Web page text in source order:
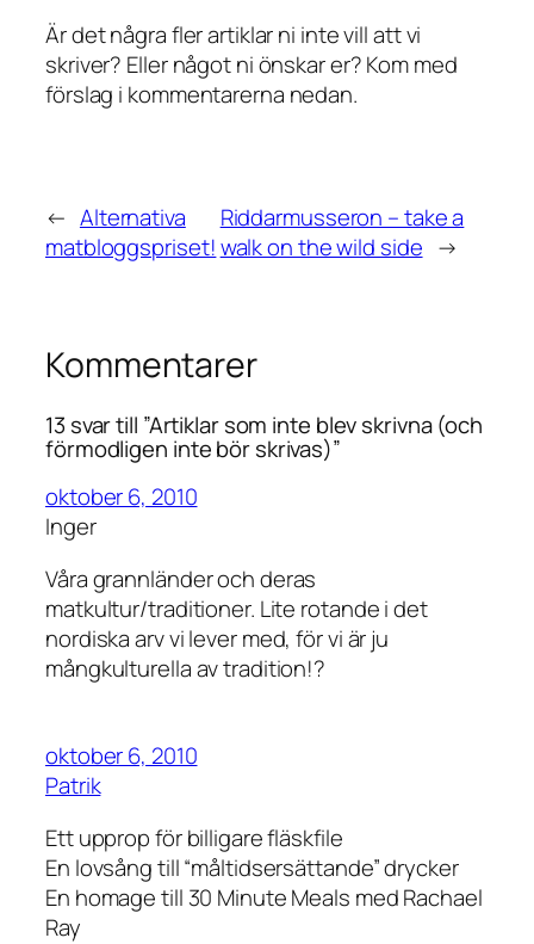
Är det några fler artiklar ni inte vill att vi
skriver? Eller något ni önskar er? Kom med
förslag i kommentarerna nedan.
← Alternativa
matbloggspriset!
Riddarmusseron – take a
walk on the wild side →
Kommentarer
13 svar till ”Artiklar som inte blev skrivna (och
förmodligen inte bör skrivas)”
oktober 6, 2010
Inger
Våra grannländer och deras
matkultur/traditioner. Lite rotande i det
nordiska arv vi lever med, för vi är ju
mångkulturella av tradition!?
oktober 6, 2010
Patrik
Ett upprop för billigare fläskfile
En lovsång till “måltidsersättande” drycker
En homage till 30 Minute Meals med Rachael
Ray